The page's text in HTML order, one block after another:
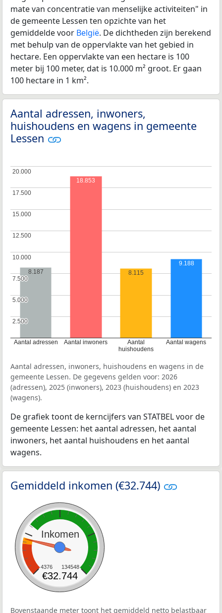
mate van concentratie van menselijke activiteiten" in
de gemeente Lessen ten opzichte van het
gemiddelde voor België. De dichtheden zijn berekend
met behulp van de oppervlakte van het gebied in
hectare. Een oppervlakte van een hectare is 100
meter bij 100 meter, dat is 10.000 m² groot. Er gaan
100 hectare in 1 km².
Aantal adressen, inwoners,
huishoudens en wagens in gemeente
Lessen
Aantal adressen Aantal inwoners
Aantal
huishoudens
Aantal wagens
2.500
2.500
5.000
5.000
7.500
7.500
10.000
10.000
12.500
12.500
15.000
15.000
17.500
17.500
20.000
20.000
8.187
18.853
8.115
9.188
Aantal adressen, inwoners, huishoudens en wagens in de
gemeente Lessen. De gegevens gelden voor: 2026
(adressen), 2025 (inwoners), 2023 (huishoudens) en 2023
(wagens).
De grafiek toont de kerncijfers van STATBEL voor de
gemeente Lessen: het aantal adressen, het aantal
inwoners, het aantal huishoudens en het aantal
wagens.
Gemiddeld inkomen (€32.744)
Inkomen
4376 134548
€32.744
Bovenstaande meter toont het gemiddeld netto belastbaar